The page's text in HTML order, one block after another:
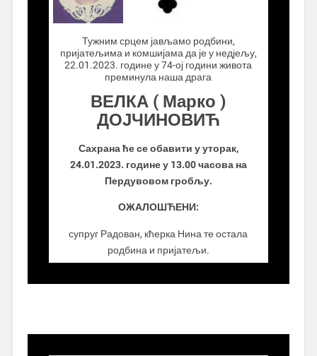
Тужним срцем јављамо родбини,
пријатељима и комшијама да је у недјељу,
22.01.2023. године у 74-ој години живота
преминула наша драга
ВЕЛКА ( Марко )
ДОЈЧИНОВИЋ
Сахрана ће се обавити у уторак,
24.01.2023. године у 13.00 часова на
Пердувовом гробљу.
ОЖАЛОШЋЕНИ:
супруг Радован, кћерка Нина те остала
родбина и пријатељи.